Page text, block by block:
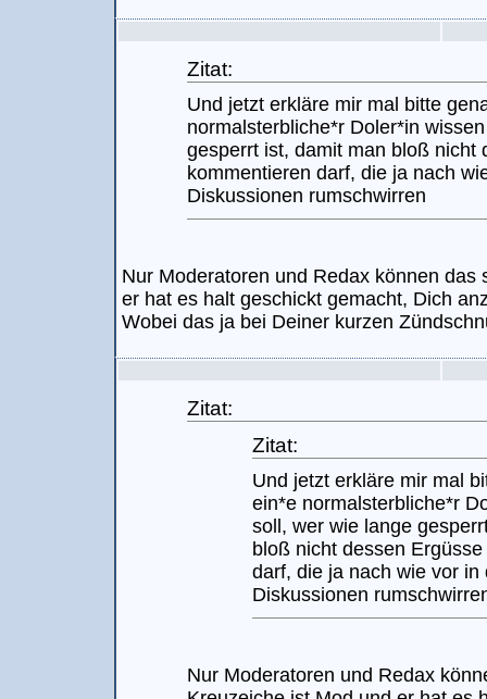
Zitat:
Und jetzt erkläre mir mal bitte
normalsterbliche*r Doler*in
gesperrt ist, damit man bloß nicht
kommentieren darf, die ja nach
Diskussionen rumschwirren
Nur Moderatoren und Redax können das
er hat es halt geschickt gemacht, Dich
Wobei das ja bei Deiner kurzen
Zitat:
Zitat:
Und jetzt erkläre mir mal
ein*e normalsterbliche*r
soll, wer wie lange
bloß nicht dessen
darf, die ja nach wie vor in
Diskussionen
Nur Moderatoren und Redax